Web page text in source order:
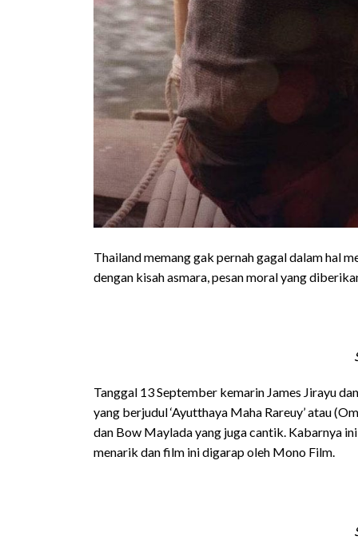
Thailand memang gak pernah gagal dalam hal
dengan kisah asmara, pesan moral yang
Tanggal 13 September kemarin James Jirayu
yang berjudul ‘Ayutthaya Maha Rareuy’ atau
dan Bow Maylada yang juga cantik. Kabarnya
menarik dan film ini digarap oleh Mono Film.